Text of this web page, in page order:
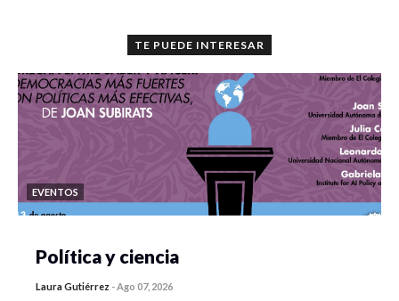
TE PUEDE INTERESAR
EVENTOS
Política y ciencia
Laura Gutiérrez -Ago 07, 2026